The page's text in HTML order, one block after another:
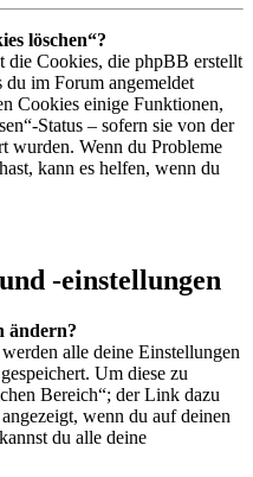
löschen“?
die Cookies, die phpBB erstellt
du im Forum angemeldet
Cookies einige Funktionen,
Status – sofern sie von der
wurden. Wenn du Probleme
kann es helfen, wenn du
-einstellungen
ändern?
alle deine Einstellungen
Um diese zu
Bereich“; der Link dazu
wenn du auf deinen
du alle deine